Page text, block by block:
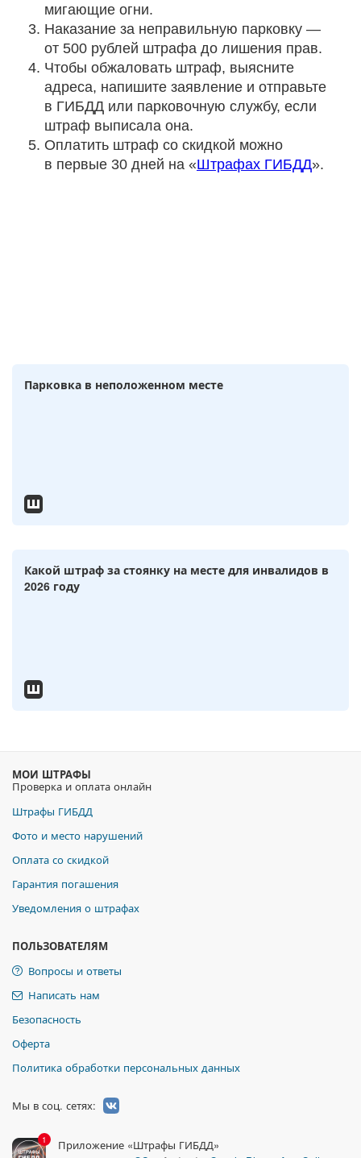
мигающие огни.
Наказание за неправильную парковку —
от 500 рублей штрафа до лишения прав.
Чтобы обжаловать штраф, выясните
адреса, напишите заявление и отправьте
в ГИБДД или парковочную службу, если
штраф выписала она.
Оплатить штраф со скидкой можно
в первые 30 дней на «Штрафах ГИБДД».
Парковка в неположенном месте
Какой штраф за стоянку на месте для инвалидов в
2026 году
МОИ ШТРАФЫ
Проверка и оплата онлайн
Штрафы ГИБДД
Фото и место нарушений
Оплата со скидкой
Гарантия погашения
Уведомления о штрафах
ПОЛЬЗОВАТЕЛЯМ
Вопросы и ответы
Написать нам
Безопасность
Оферта
Политика обработки персональных данных
Мы в соц. сетях:
1
Приложение «Штрафы ГИБДД»